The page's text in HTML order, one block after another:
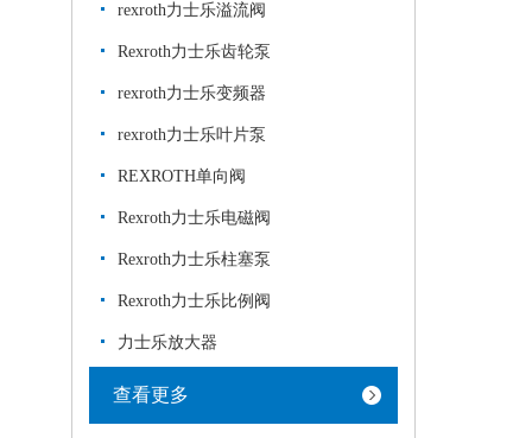
rexroth力士乐溢流阀
Rexroth力士乐齿轮泵
rexroth力士乐变频器
rexroth力士乐叶片泵
REXROTH单向阀
Rexroth力士乐电磁阀
Rexroth力士乐柱塞泵
Rexroth力士乐比例阀
力士乐放大器
查看更多